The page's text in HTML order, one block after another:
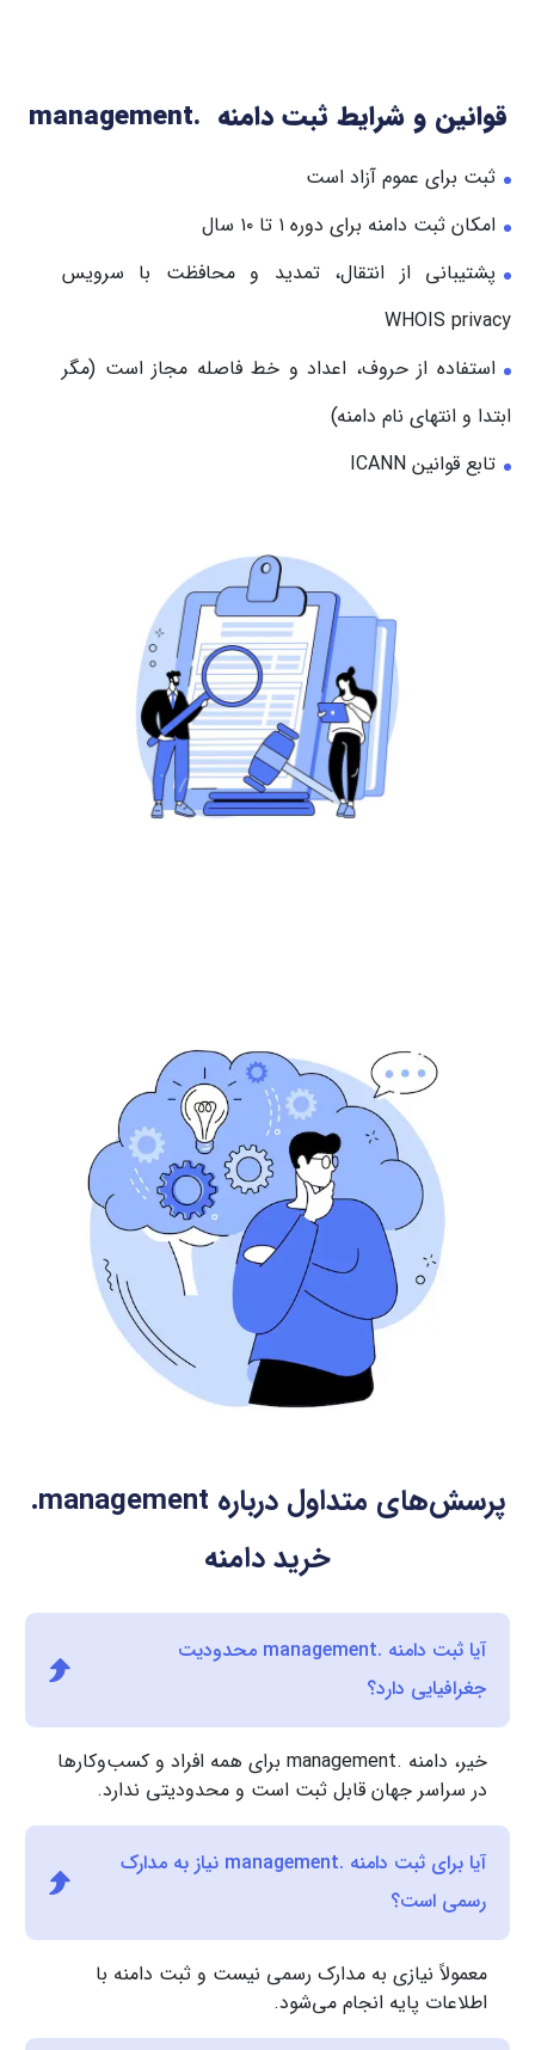
قوانین و شرایط ثبت دامنه .management
ثبت برای عموم آزاد است
امکان ثبت دامنه برای دوره ۱ تا ۱۰ سال
پشتیبانی از انتقال، تمدید و محافظت با سرویس
WHOIS privacy
استفاده از حروف، اعداد و خط فاصله مجاز است (مگر
ابتدا و انتهای نام دامنه)
تابع قوانین ICANN
.management
خرید دامنه
آیا ثبت دامنه .management محدودیت
جغرافیایی دارد؟
خیر، دامنه .management برای همه افراد و کسب‌وکارها
در سراسر جهان قابل ثبت است و محدودیتی ندارد.
آیا برای ثبت دامنه .management نیاز به مدارک
رسمی است؟
معمولاً نیازی به مدارک رسمی نیست و ثبت دامنه با
اطلاعات پایه انجام می‌شود.